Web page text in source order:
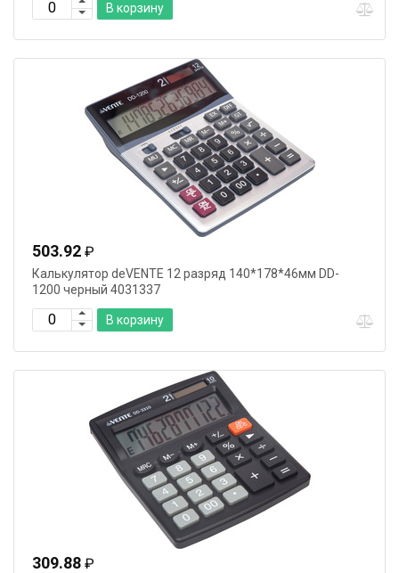
В корзину
503.92 ₽
Калькулятор deVENTE 12 разряд 140*178*46мм DD-
1200 черный 4031337
В корзину
309.88 ₽